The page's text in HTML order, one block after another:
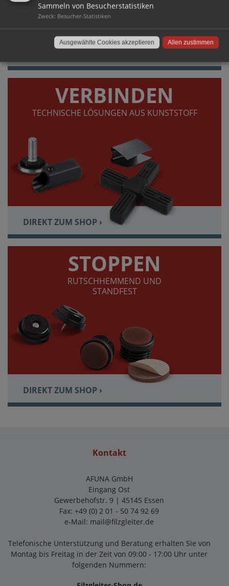
VERBINDEN
TECHNISCHE LÖSUNGEN AUS KUNSTSTOFF
DIREKT ZUM SHOP ›
STOPPEN
RUTSCHHEMMEND UND
STANDFEST
DIREKT ZUM SHOP ›
Kontakt
AFUNA GmbH
Eingang Ost
Gewerbehofstr. 9 | 45145 Essen
Fax: +49 (0) 2 01 - 50 74 92 69
e-Mail: mail@filzgleiter.de
Telefonische Unterstützung und Beratung erhalten Sie von
Montag bis Freitag in der Zeit von 09:00 - 17:00 Uhr unter
folgenden Nummern:
Sammeln von Besucherstatistiken
Zweck: Besucher-Statistiken
Allen zustimmen
Ausgewählte Cookies akzeptieren